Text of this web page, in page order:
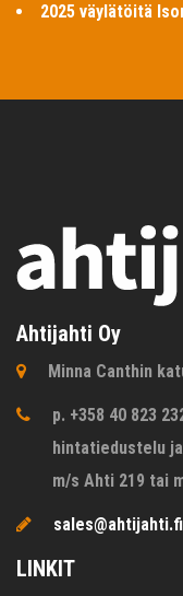
2025 väylätöitä
Ahtijahti Oy
Minna Canthin
p. +358 40 823
hintatiedustelu
m/s Ahti 219 tai
sales@ahtijahti.fi
LINKIT